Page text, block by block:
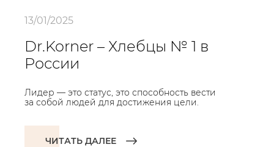
13/01/2025
Dr.Korner – Хлебцы № 1 в
России
Лидер — это статус, это способность вести
за собой людей для достижения цели.
ЧИТАТЬ ДАЛЕЕ